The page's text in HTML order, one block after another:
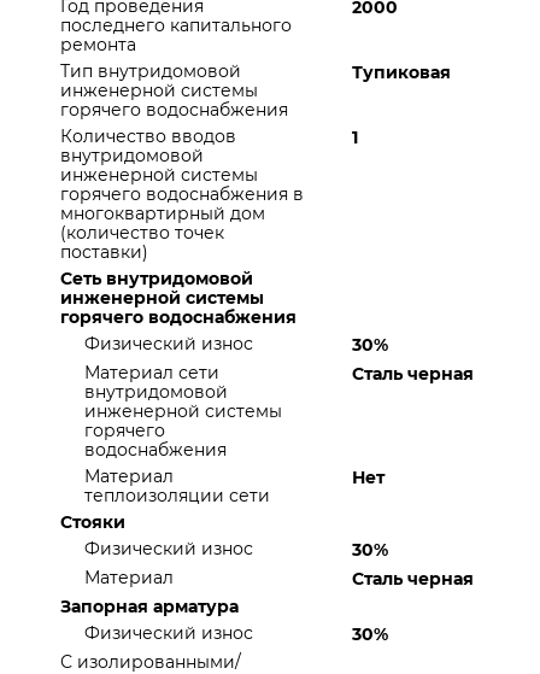
Год проведения
последнего капитального
ремонта
2000
Тип внутридомовой
инженерной системы
горячего водоснабжения
Тупиковая
Количество вводов
внутридомовой
инженерной системы
горячего водоснабжения в
многоквартирный дом
(количество точек
поставки)
1
Сеть внутридомовой
инженерной системы
горячего водоснабжения
Физический износ
30%
Материал сети
внутридомовой
инженерной системы
горячего
водоснабжения
Сталь черная
Материал
теплоизоляции сети
Нет
Стояки
Физический износ
30%
Материал
Сталь черная
Запорная арматура
Физический износ
30%
С изолированными/